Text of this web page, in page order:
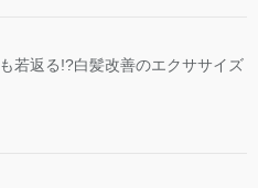
若返る!?白髪改善のエクササイズ